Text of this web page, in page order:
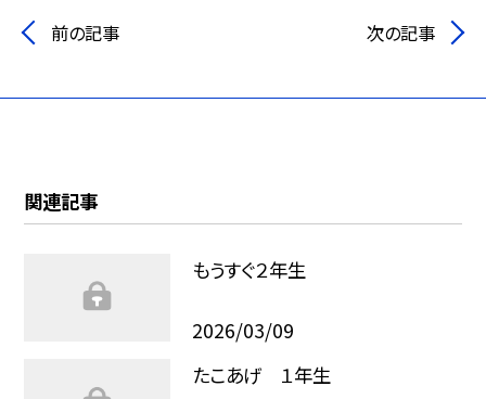
前の記事 次の記事
関連記事
もうすぐ２年生
2026/03/09
たこあげ １年生